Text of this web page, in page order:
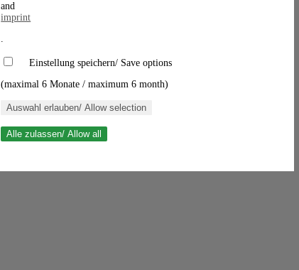
and
imprint
.
Einstellung speichern/ Save options
(maximal 6 Monate / maximum 6 month)
Auswahl erlauben/ Allow selection
Alle zulassen/ Allow all